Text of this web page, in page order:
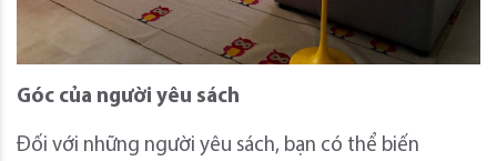
Góc của người yêu sách
Đối với những người yêu sách, bạn có thể biến